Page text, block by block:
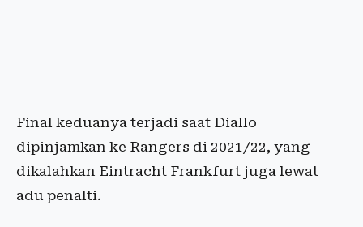
Final keduanya terjadi saat Diallo
dipinjamkan ke Rangers di 2021/22, yang
dikalahkan Eintracht Frankfurt juga lewat
adu penalti.